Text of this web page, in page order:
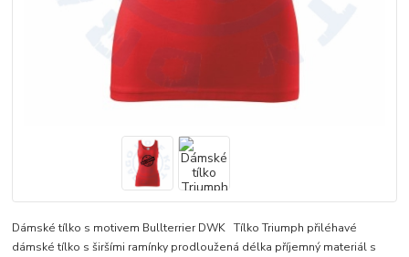
Dámské tílko s motivem Bullterrier DWK Tílko Triumph přiléhavé
dámské tílko s širšími ramínky prodloužená délka příjemný materiál s